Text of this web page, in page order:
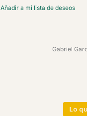
Añadir a mi lista de deseos
Gabriel
Lo